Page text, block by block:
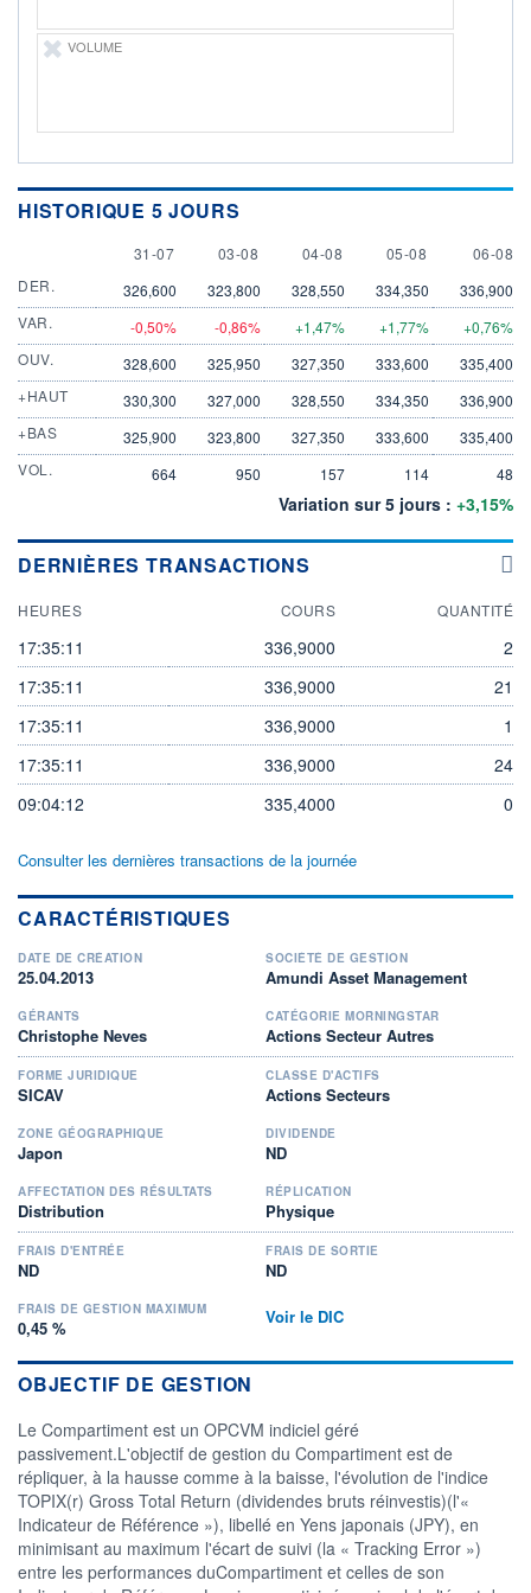
VOLUME
HISTORIQUE 5 JOURS
31 JULY
31-07 3 AUGUST
03-08 4 AUGUST
04-08 5 AUGUST
05-08 6
06-08
DER.
326,600 323,800 328,550 334,350
336,900
VAR.
-0,50% -0,86% +1,47% +1,77%
+0,76%
OUV.
328,600 325,950 327,350 333,600
335,400
+HAUT
330,300 327,000 328,550 334,350
336,900
+BAS
325,900 323,800 327,350 333,600
335,400
VOL.
664 950 157 114 48
Variation sur 5 jours : +3,15%
DERNIÈRES TRANSACTIONS
HEURES COURS QUANTITÉ
17:35:11 336,9000
2
17:35:11
336,9000
21
17:35:11
336,9000
1
17:35:11
336,9000
24
09:04:12
335,4000 0
Consulter les dernières transactions de la journée
CARACTÉRISTIQUES
DATE DE CRÉATION
25.04.2013
SOCIÉTÉ DE GESTION
Amundi Asset Management
GÉRANTS
Christophe Neves
CATÉGORIE MORNINGSTAR
Actions Secteur Autres
FORME JURIDIQUE
SICAV
CLASSE D'ACTIFS
Actions Secteurs
ZONE GÉOGRAPHIQUE
Japon
DIVIDENDE
ND
AFFECTATION DES RÉSULTATS
Distribution
RÉPLICATION
Physique
FRAIS D'ENTRÉE
ND
FRAIS DE SORTIE
ND
FRAIS DE GESTION MAXIMUM
0,45 %
Voir le DIC
OBJECTIF DE GESTION
Le Compartiment est un OPCVM indiciel géré
passivement.L'objectif de gestion du Compartiment est de
répliquer, à la hausse comme à la baisse, l'évolution de l'indice
TOPIX(r) Gross Total Return (dividendes bruts réinvestis)(l'«
Indicateur de Référence »), libellé en Yens japonais (JPY), en
minimisant au maximum l'écart de suivi (la « Tracking Error »)
entre les performances duCompartiment et celles de son